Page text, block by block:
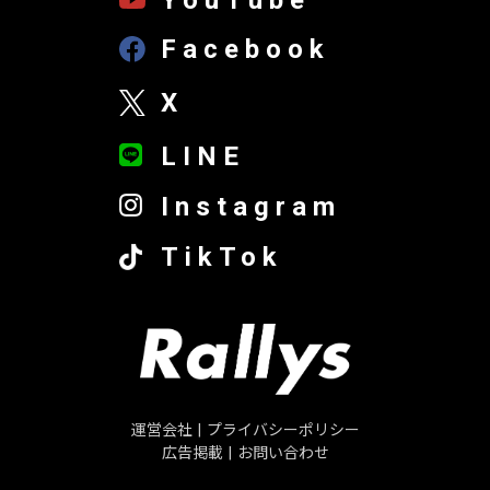
Facebook
X
LINE
Instagram
TikTok
運営会社
プライバシーポリシー
広告掲載
お問い合わせ